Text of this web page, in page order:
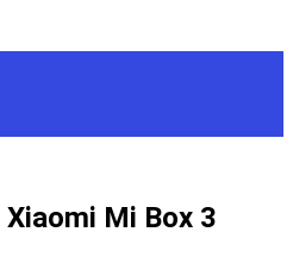
Mi Box 3